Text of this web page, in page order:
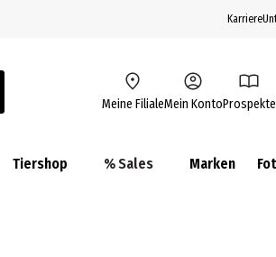
Karriere
Meine FilialeMein KontoProspekte
Tiershop % Sales Marken